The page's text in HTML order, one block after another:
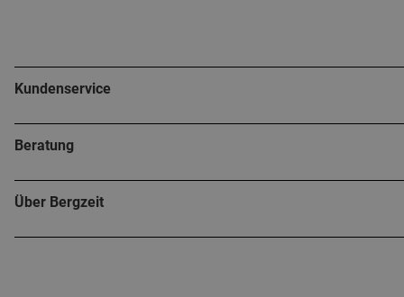
Kundenservice
Beratung
Über Bergzeit